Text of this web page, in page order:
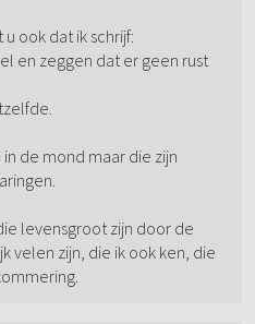
ook dat ik schrijf:
en zeggen dat er geen rust
de mond maar die zijn
levensgroot zijn door de
velen zijn, die ik ook ken, die